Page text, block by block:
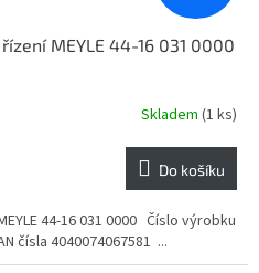
MEYLE 44-16 031 0000
Skladem (1 ks)
Do košíku
44-16 031 0000 Číslo výrobku
čísla 4040074067581 ...